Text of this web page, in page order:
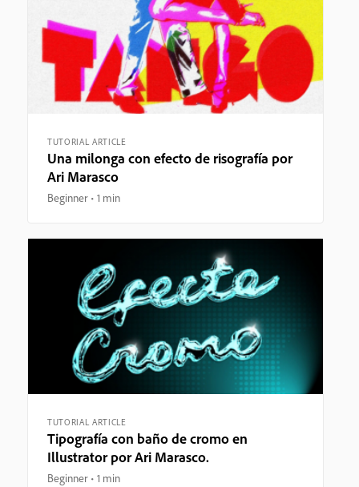
TUTORIAL ARTICLE
Una milonga con efecto de risografía por
Ari Marasco
Beginner 1 min
TUTORIAL ARTICLE
Tipografía con baño de cromo en
Illustrator por Ari Marasco.
Beginner 1 min